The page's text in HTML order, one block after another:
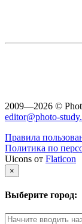
2009—2026 ©
editor@photo-
Правила
Политика по
Uicons от Flaticon
×
Выберите город: